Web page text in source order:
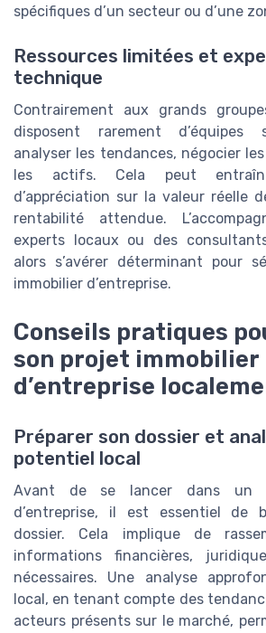
spécifiques d’un secteur ou d’une
Ressources limitées et
technique
Contrairement aux grands
disposent rarement d’équipes
analyser les tendances, négocier
les actifs. Cela peut
d’appréciation sur la valeur réelle
rentabilité attendue.
experts locaux ou des
alors s’avérer déterminant pour
immobilier d’entreprise.
Conseils pratiques
son projet immobilier
d’entreprise
Préparer son dossier et
potentiel local
Avant de se lancer dans un
d’entreprise, il est essentiel de
dossier. Cela implique de
informations financières,
nécessaires. Une analyse
local, en tenant compte des
acteurs présents sur le marché,